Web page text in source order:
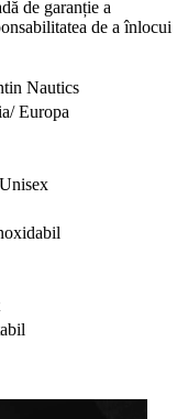
de garanție a
de a înlocui
Nautics
Europa